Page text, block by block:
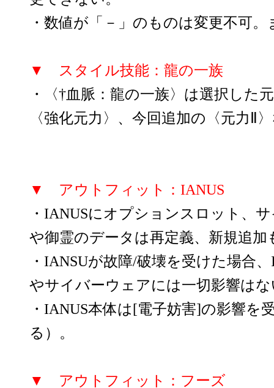
・数値が「－」のものは変更不可
▼ スタイル技能：龍の一族
・〈†血脈：龍の一族〉は選択し
〈強化元力〉、今回追加の〈元力Ⅱ
▼ アウトフィット：IANUS
・IANUSにオプションスロット、
や御霊のデータは再定義、新規追加
・IANSUが故障/破壊を受けた場合
やサイバーウェアには一切影響は
・IANUS本体は[電子妨害]の影響
る）。
▼ アウトフィット：フーズ